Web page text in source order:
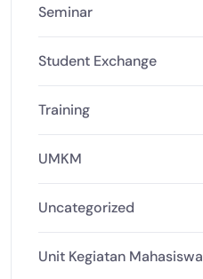
Seminar
Student Exchange
Training
UMKM
Uncategorized
Unit Kegiatan Mahasiswa